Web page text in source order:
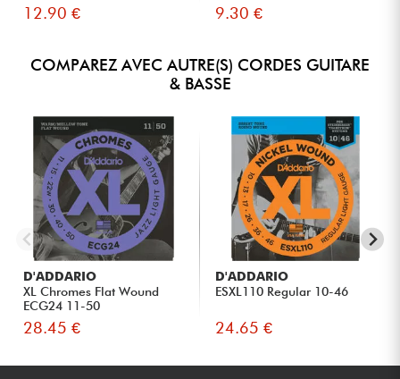
12.90 € 9.30 €
COMPAREZ AVEC AUTRE(S) CORDES GUITARE
& BASSE
D'ADDARIO
XL Chromes Flat Wound
ECG24 11-50
28.45 €
D'ADDARIO
ESXL110 Regular 10-46
24.65 €